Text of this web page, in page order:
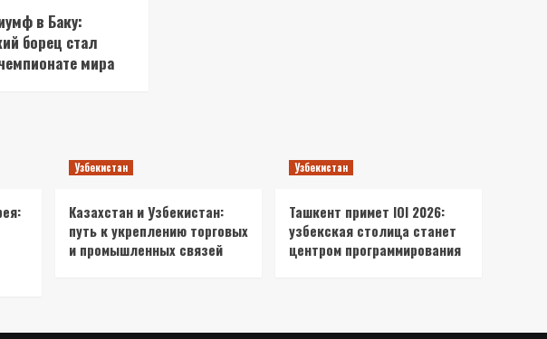
в Баку:
борец стал
мира
Узбекистан
Казахстан и Узбекистан:
путь к укреплению торговых
и промышленных связей
Узбекистан
Ташкент примет IOI 2026:
узбекская столица станет
центром программирования